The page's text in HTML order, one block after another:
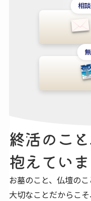
相
終活の​こ
抱えてい
お墓のこと、仏壇のこ
大切なことだからこ